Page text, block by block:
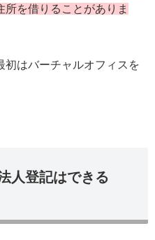
を借りることがありま
初はバーチャルオフィスを
人登記はできる